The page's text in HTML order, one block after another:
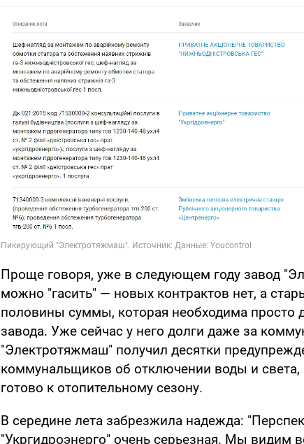
Проще говоря, уже в следующем году завод
можно "гасить" — новых контрактов нет, а
половины суммы, которая необходима просто
завода. Уже сейчас у него долги даже за
"Электротяжмаш" получил десятки
коммунальщиков об отключении воды и света,
готово к отопительному сезону.
В середине лета забрезжила надежда:
"Укргидроэнерго" очень серьезная. Мы видим